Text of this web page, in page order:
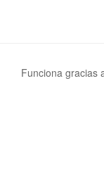
Funciona gracias